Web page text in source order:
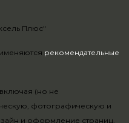
рекомендательные
(но не
фотографическую и
и оформление страниц,
Плюс"